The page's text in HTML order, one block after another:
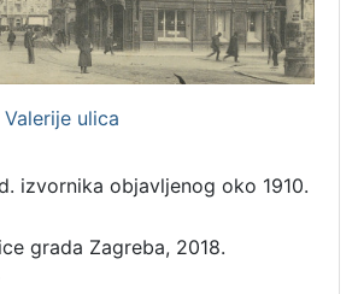
ulica
izvornika objavljenog oko 1910.
grada Zagreba, 2018.